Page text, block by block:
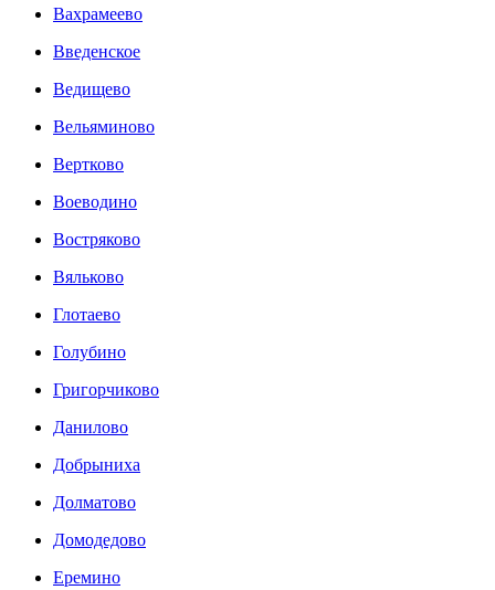
Вахрамеево
Введенское
Ведищево
Вельяминово
Вертково
Воеводино
Востряково
Вяльково
Глотаево
Голубино
Григорчиково
Данилово
Добрыниха
Долматово
Домодедово
Еремино